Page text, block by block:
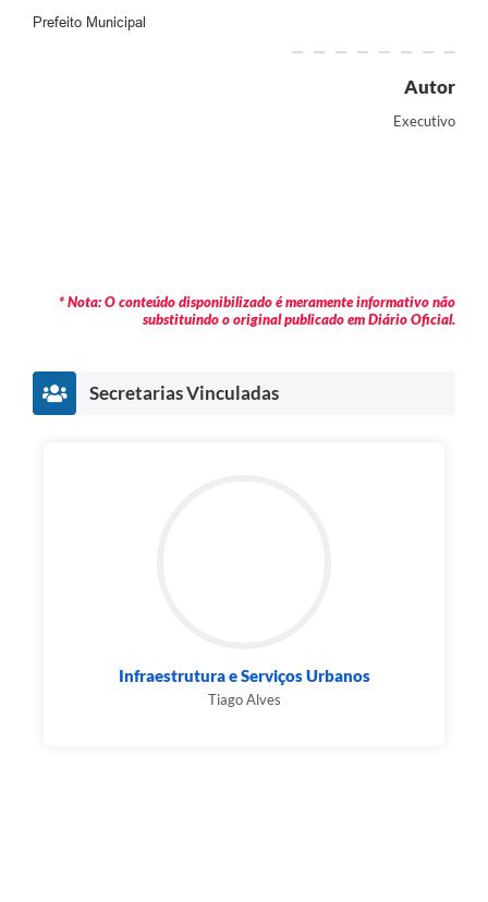
Prefeito Municipal
Autor
Executivo
* Nota: O conteúdo disponibilizado é meramente informativo não
substituindo o original publicado em Diário Oficial.
Secretarias Vinculadas
Infraestrutura e Serviços Urbanos
Tiago Alves